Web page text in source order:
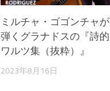
ミルチャ・ゴゴンチャが
弾くグラナドスの『詩的
ワルツ集（抜粋）』
2023年8月16日